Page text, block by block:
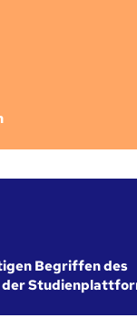
Begriffen des
der